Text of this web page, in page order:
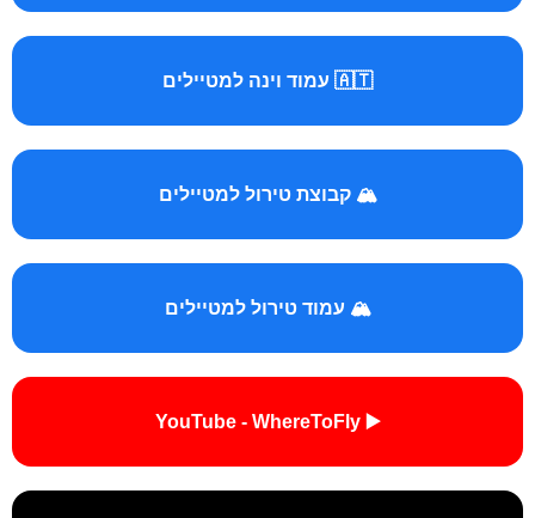
🇦🇹 עמוד וינה למטיילים
🏔️ קבוצת טירול למטיילים
🏔️ עמוד טירול למטיילים
▶️ YouTube - WhereToFly